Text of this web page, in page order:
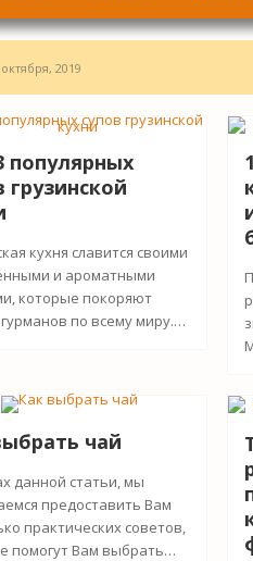
2019
салат с фасолью и морковью
2019
популярных
грузинской
кухня славится своими
и ароматными
которые покоряют
по всему миру.…
чай
данной статьи, мы
предоставить Вам
практических советов,
помогут Вам выбрать…